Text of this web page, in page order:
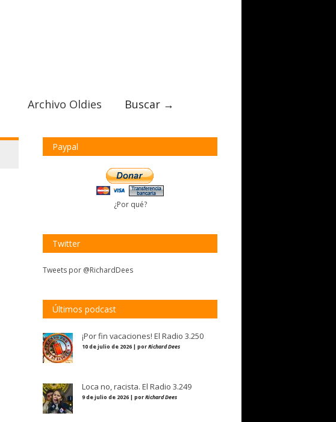
Archivo Oldies Buscar →
Paypal
¿Por qué?
Twitter
Tweets por @RichardDees
Últimos podcast
¡Por fin vacaciones! El Radio 3.250
10 de julio de 2026 | porRichard Dees
Loca no, racista. El Radio 3.249
9 de julio de 2026 | porRichard Dees